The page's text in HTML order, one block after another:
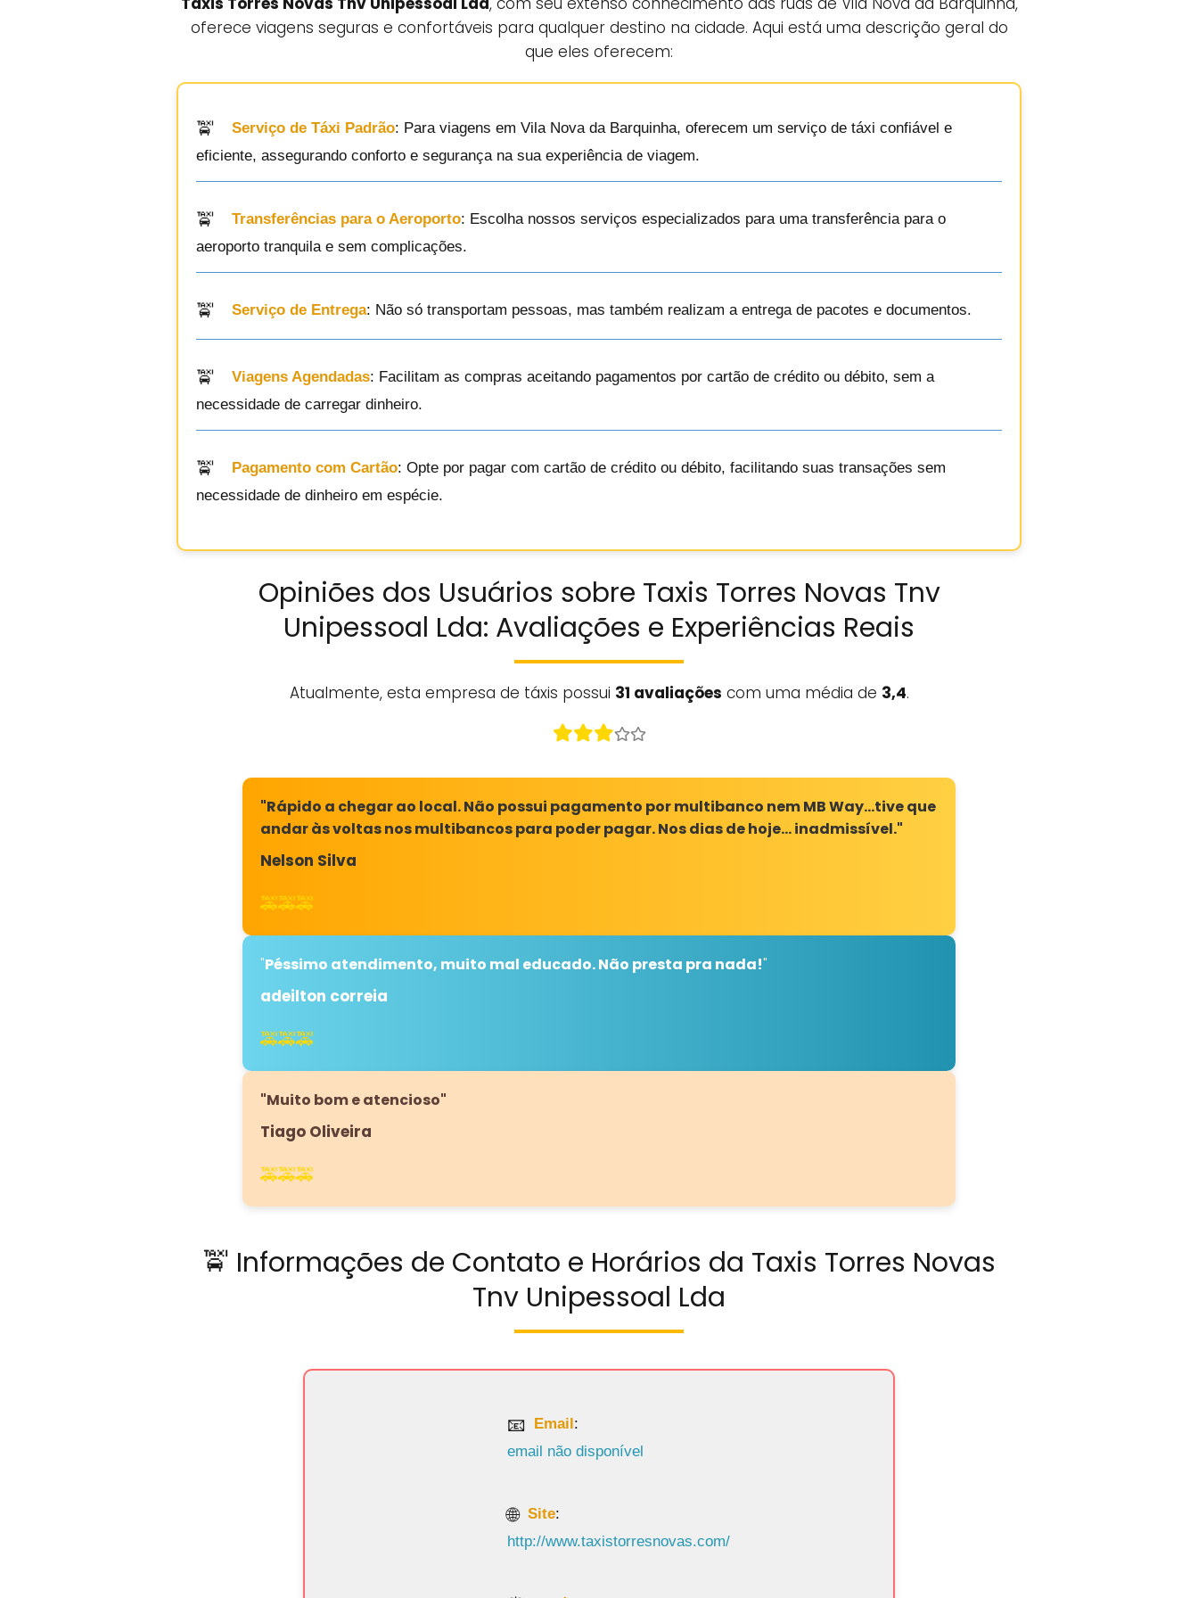
oferece viagens seguras e confortáveis para qualquer destino na cidade. Aqui está uma descrição geral do
que eles oferecem:
Serviço de Táxi Padrão: Para viagens em Vila Nova da Barquinha, oferecem um serviço de táxi confiável e
eficiente, assegurando conforto e segurança na sua experiência de viagem.
Transferências para o Aeroporto: Escolha nossos serviços especializados para uma transferência para o
aeroporto tranquila e sem complicações.
Serviço de Entrega: Não só transportam pessoas, mas também realizam a entrega de pacotes e documentos.
Viagens Agendadas: Facilitam as compras aceitando pagamentos por cartão de crédito ou débito, sem a
necessidade de carregar dinheiro.
Pagamento com Cartão: Opte por pagar com cartão de crédito ou débito, facilitando suas transações sem
necessidade de dinheiro em espécie.
Opiniões dos Usuários sobre Taxis Torres Novas Tnv
Unipessoal Lda: Avaliações e Experiências Reais
Atualmente, esta empresa de táxis possui 31 avaliações com uma média de 3,4.
"Rápido a chegar ao local. Não possui pagamento por multibanco nem MB Way...tive que
andar às voltas nos multibancos para poder pagar. Nos dias de hoje... inadmissível."
Nelson Silva
🚕🚕🚕
"Péssimo atendimento, muito mal educado. Não presta pra nada!"
adeilton correia
🚕🚕🚕
"Muito bom e atencioso"
Tiago Oliveira
🚕🚕🚕
🚖 Informações de Contato e Horários da Taxis Torres Novas
Tnv Unipessoal Lda
Email :
email não disponível
Site:
http://www.taxistorresnovas.com/